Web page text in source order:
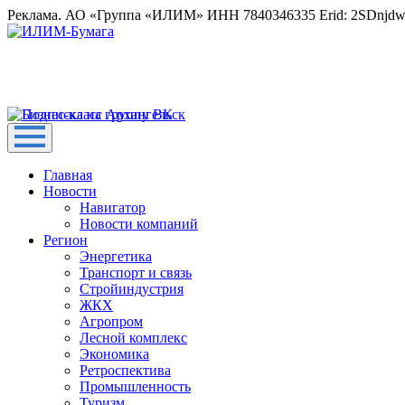
Реклама. АО «Группа «ИЛИМ» ИНН 7840346335 Erid:
Главная
Новости
Навигатор
Новости компаний
Регион
Энергетика
Транспорт и связь
Стройиндустрия
ЖКХ
Агропром
Лесной комплекс
Экономика
Ретроспектива
Промышленность